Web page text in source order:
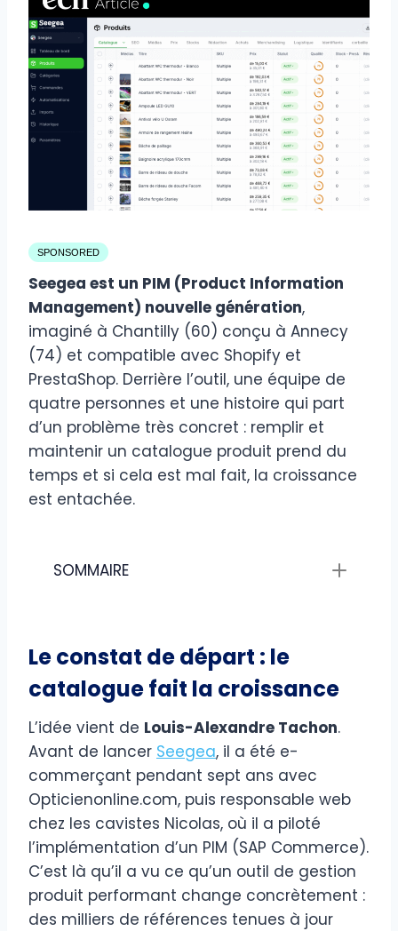
SPONSORED
Seegea est un PIM (Product Information
Management) nouvelle génération,
imaginé à Chantilly (60) conçu à Annecy
(74) et compatible avec Shopify et
PrestaShop. Derrière l’outil, une équipe de
quatre personnes et une histoire qui part
d’un problème très concret : remplir et
maintenir un catalogue produit prend du
temps et si cela est mal fait, la croissance
est entachée.
SOMMAIRE
Le constat de départ : le
catalogue fait la croissance
L’idée vient de Louis-Alexandre Tachon.
Avant de lancer Seegea, il a été e-
commerçant pendant sept ans avec
Opticienonline.com, puis responsable web
chez les cavistes Nicolas, où il a piloté
l’implémentation d’un PIM (SAP Commerce).
C’est là qu’il a vu ce qu’un outil de gestion
produit performant change concrètement :
des milliers de références tenues à jour